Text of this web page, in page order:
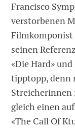
Francisco
verstorbenen
Filmkomponist
seinen
«Die Hard»
tipptopp, denn
Streicherinnen
gleich einen
«The Call Of